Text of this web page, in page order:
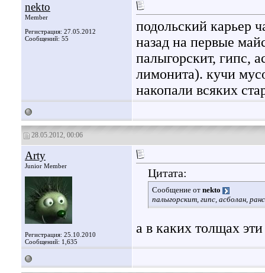
nekto
Member
Регистрация: 27.05.2012
Сообщений: 55
подольский карьер
назад на первые
палыгорскит, гипс,
лимонита). кучи
накопали всяких
28.05.2012, 00:06
Arty
Junior Member
Регистрация: 25.10.2010
Сообщений: 1,635
Цитата:
Сообщение от nekto
палыгорскит, гипс, асболан,
а в каких толщах